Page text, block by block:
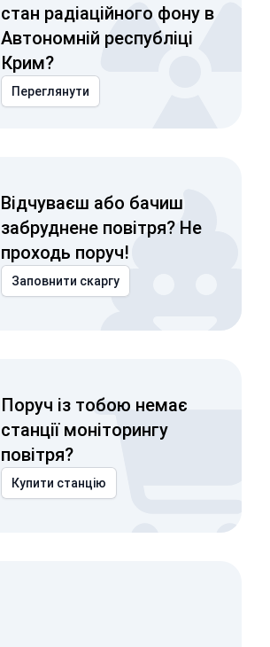
стан радіаційного фону в
Автономній республіці
Крим?
Переглянути
Відчуваєш або бачиш
забруднене повітря? Не
проходь поруч!
Заповнити скаргу
Поруч із тобою немає
станції моніторингу
повітря?
Купити станцію